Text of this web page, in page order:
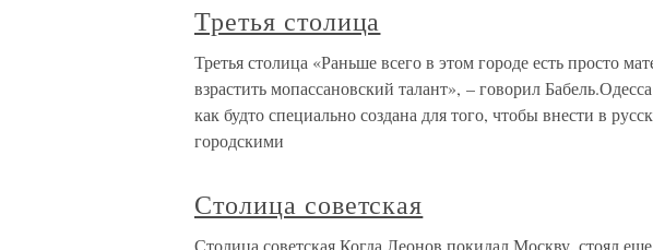
Третья столица
Третья столица «Раньше всего в этом городе есть просто
взрастить мопассановский талант», – говорил
как будто специально создана для того, чтобы внести в
городскими
Столица советская
Столица советская Когда Леонов покидал Москву, стоял